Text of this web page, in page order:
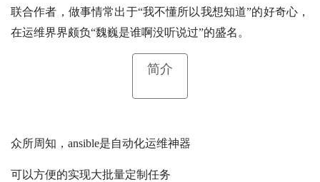
联合作者，做事情常出于“我不懂所以我想知道”的好奇心，
在运维界界颇负“魏巍是谁啊没听说过”的盛名。
简介
众所周知，ansible是自动化运维神器
可以方便的实现大批量定制任务